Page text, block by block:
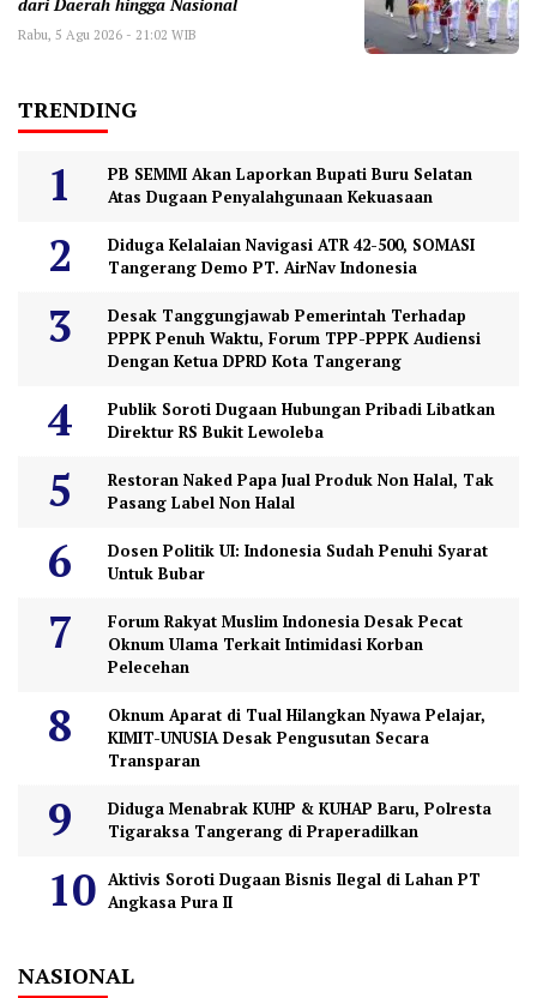
dari Daerah hingga Nasional
Rabu, 5 Agu 2026 - 21:02 WIB
TRENDING
PB SEMMI Akan Laporkan Bupati Buru Selatan
Atas Dugaan Penyalahgunaan Kekuasaan
Diduga Kelalaian Navigasi ATR 42-500, SOMASI
Tangerang Demo PT. AirNav Indonesia
Desak Tanggungjawab Pemerintah Terhadap
PPPK Penuh Waktu, Forum TPP-PPPK Audiensi
Dengan Ketua DPRD Kota Tangerang
Publik Soroti Dugaan Hubungan Pribadi Libatkan
Direktur RS Bukit Lewoleba
Restoran Naked Papa Jual Produk Non Halal, Tak
Pasang Label Non Halal
Dosen Politik UI: Indonesia Sudah Penuhi Syarat
Untuk Bubar
Forum Rakyat Muslim Indonesia Desak Pecat
Oknum Ulama Terkait Intimidasi Korban
Pelecehan
Oknum Aparat di Tual Hilangkan Nyawa Pelajar,
KIMIT-UNUSIA Desak Pengusutan Secara
Transparan
Diduga Menabrak KUHP & KUHAP Baru, Polresta
Tigaraksa Tangerang di Praperadilkan
Aktivis Soroti Dugaan Bisnis Ilegal di Lahan PT
Angkasa Pura II
NASIONAL